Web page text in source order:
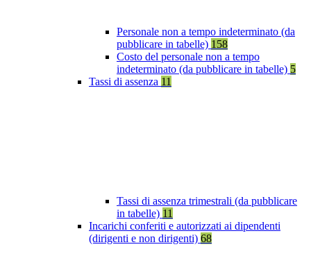
Personale non a tempo indeterminato (da
pubblicare in tabelle) 158
Costo del personale non a tempo
indeterminato (da pubblicare in tabelle) 5
Tassi di assenza 11
Tassi di assenza trimestrali (da pubblicare
in tabelle) 11
Incarichi conferiti e autorizzati ai dipendenti
(dirigenti e non dirigenti) 68